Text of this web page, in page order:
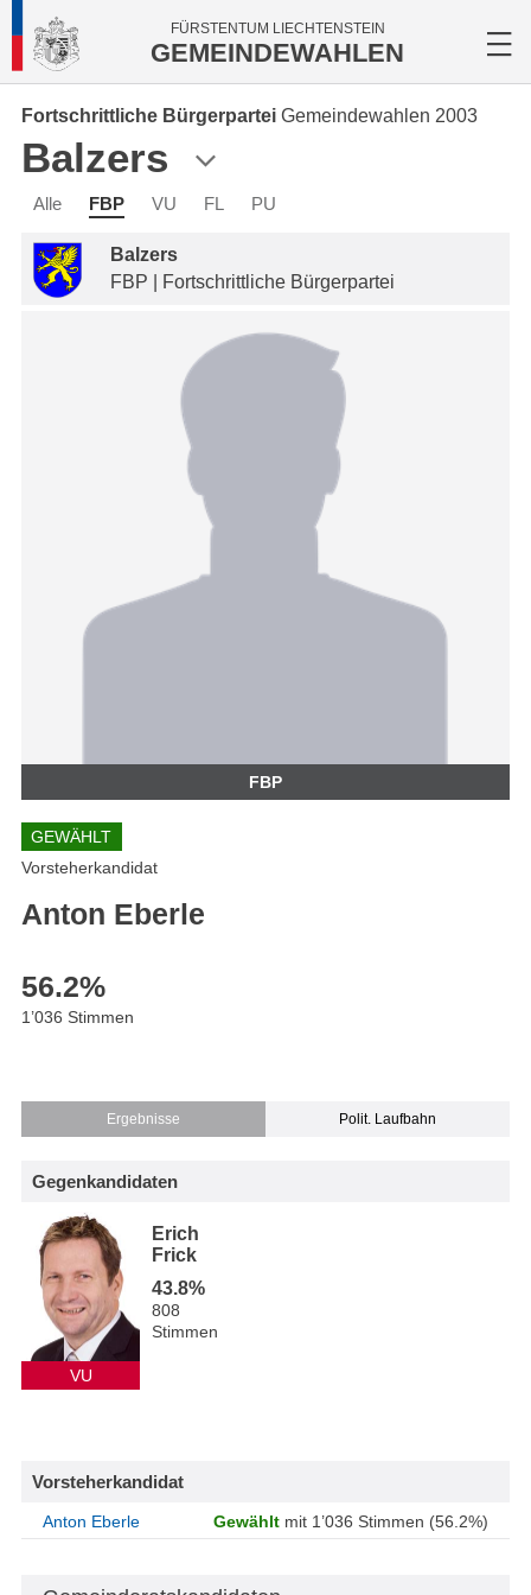
FÜRSTENTUM LIECHTENSTEIN
GEMEINDEWAHLEN
Fortschrittliche Bürgerpartei Gemeindewahlen 2003
Balzers
Alle FBP VU FL PU
Balzers
FBP | Fortschrittliche Bürgerpartei
FBP
GEWÄHLT
Vorsteherkandidat
Anton Eberle
56.2%
1’036 Stimmen
Ergebnisse Polit. Laufbahn
Gegenkandidaten
VU
Erich
Frick
43.8%
808
Stimmen
Vorsteherkandidat
Anton Eberle Gewählt mit 1’036 Stimmen (56.2%)